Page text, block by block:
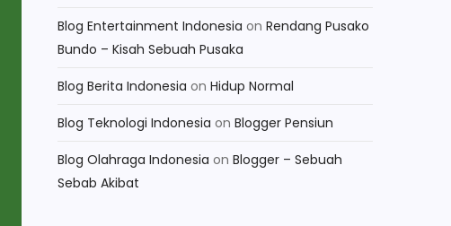
Blog Entertainment Indonesia on Rendang Pusako
Bundo – Kisah Sebuah Pusaka
Blog Berita Indonesia on Hidup Normal
Blog Teknologi Indonesia on Blogger Pensiun
Blog Olahraga Indonesia on Blogger – Sebuah
Sebab Akibat